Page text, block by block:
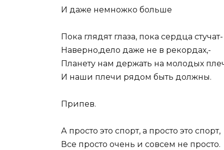
И даже немножко больше
Пока глядят глаза, пока сердца стучат-
Наверно,дело даже не в рекордах,-
Планету нам держать на молодых
И наши плечи рядом быть должны.
Припев.
А просто это спорт, а просто это спорт,
Все просто очень и совсем не просто.